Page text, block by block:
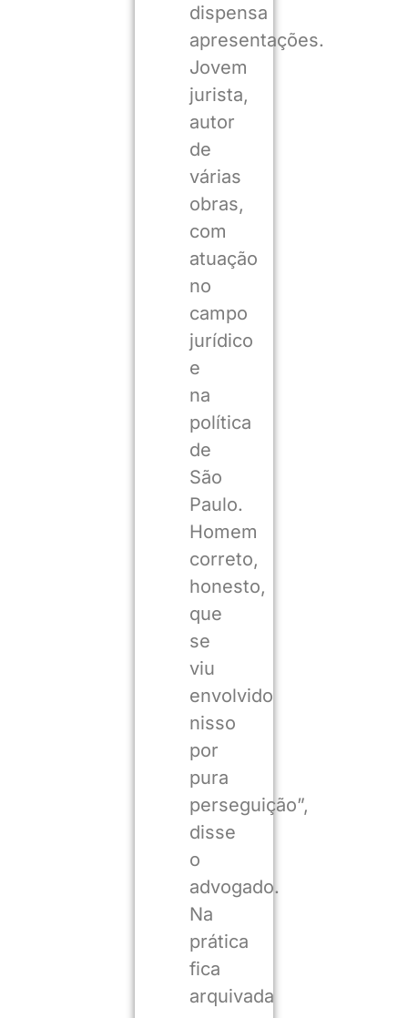
dispensa
apresentações.
Jovem
jurista,
autor
de
várias
obras,
com
atuação
no
campo
jurídico
e
na
política
de
São
Paulo.
Homem
correto,
honesto,
que
se
viu
envolvido
nisso
por
pura
perseguição”,
disse
o
advogado.
Na
prática
fica
arquivada